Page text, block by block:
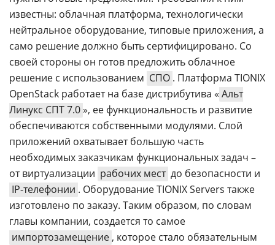
известны: облачная платформа, технологически
нейтральное оборудование, типовые приложения, а
само решение должно быть сертифицировано. Со
своей стороны он готов предложить облачное
решение с использованием СПО . Платформа TIONIX
OpenStack работает на базе дистрибутива « Альт
Линукс СПТ 7.0», ее функциональность и развитие
обеспечиваются собственными модулями. Слой
приложений охватывает большую часть
необходимых заказчикам функциональных задач –
от виртуализации рабочих мест до безопасности и
IP-телефонии . Оборудование TIONIX Servers также
изготовлено по заказу. Таким образом, по словам
главы компании, создается то самое
импортозамещение , которое стало обязательным